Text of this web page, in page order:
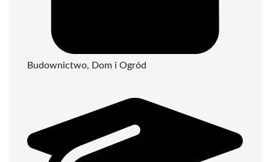
Budownictwo, Dom i Ogród